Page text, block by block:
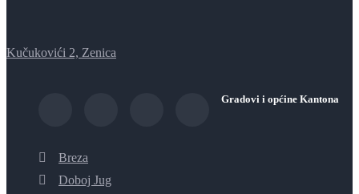
Kučukovići 2, Zenica
Gradovi i općine Kantona
Breza
Doboj Jug